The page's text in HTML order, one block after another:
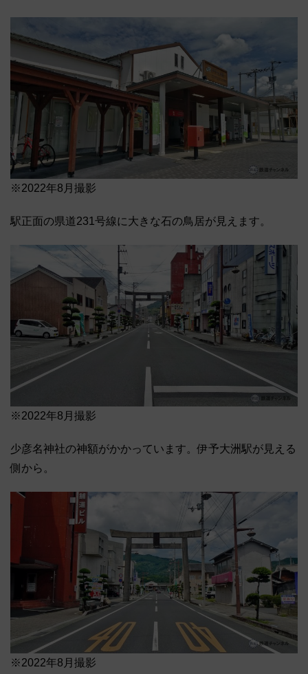
※2022年8月撮影
駅正面の県道231号線に大きな石の鳥居が見えます。
※2022年8月撮影
少彦名神社の神額がかかっています。伊予大洲駅が見える
側から。
※2022年8月撮影